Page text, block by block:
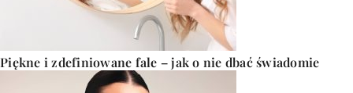
Piękne i zdefiniowane fale – jak o nie dbać świadomie